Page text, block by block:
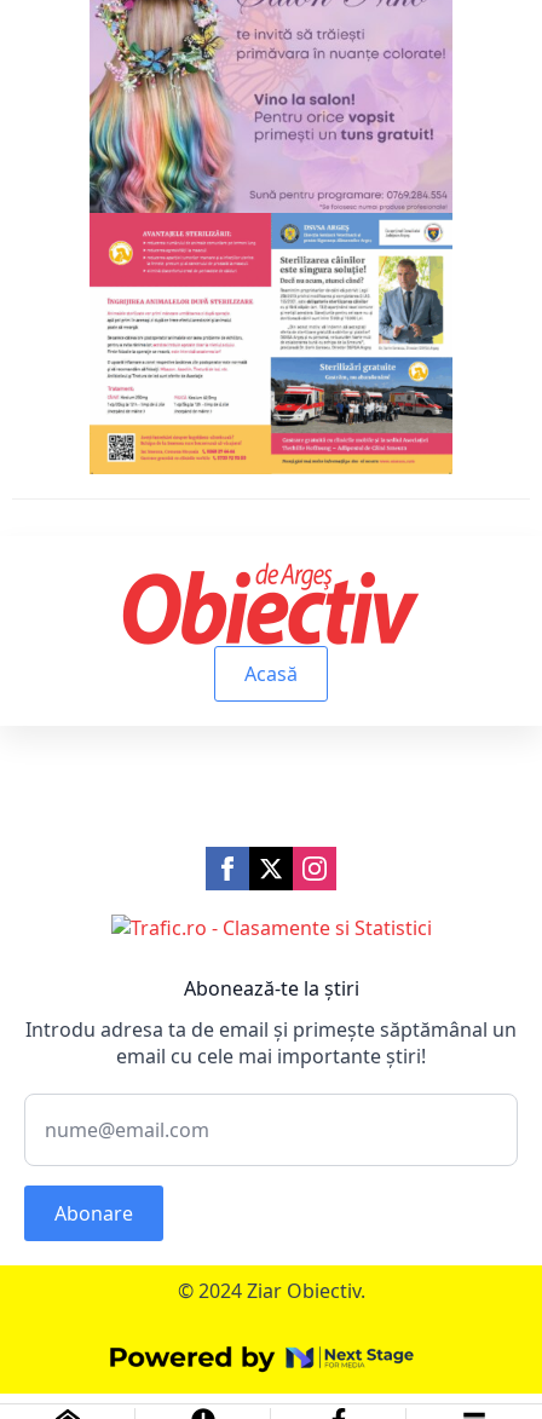
Acasă
Abonează-te la știri
Introdu adresa ta de email și primește săptămânal un
email cu cele mai importante știri!
Abonare
© 2024 Ziar Obiectiv.